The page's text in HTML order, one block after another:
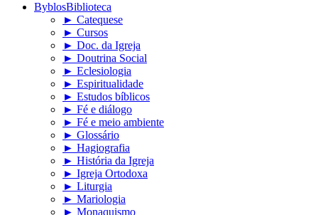
ByblosBiblioteca
► Catequese
► Cursos
► Doc. da Igreja
► Doutrina Social
► Eclesiologia
► Espiritualidade
► Estudos bíblicos
► Fé e diálogo
► Fé e meio ambiente
► Glossário
► Hagiografia
► História da Igreja
► Igreja Ortodoxa
► Liturgia
► Mariologia
► Monaquismo